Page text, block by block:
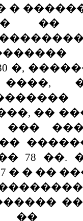
�
��
�,
����,
��
78
� � ��
��